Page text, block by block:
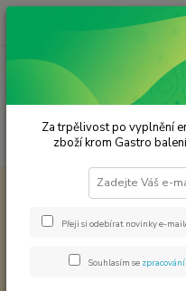
Chilli svět papriček
BIRD'S EYE
Za trpělivost po vyplnění
zboží krom Gastro
Přeji si odebírat novinky e-
Souhlasím se